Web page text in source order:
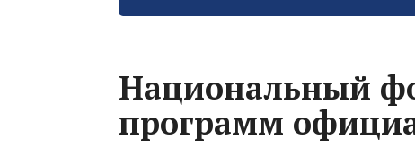
Национальный
программ